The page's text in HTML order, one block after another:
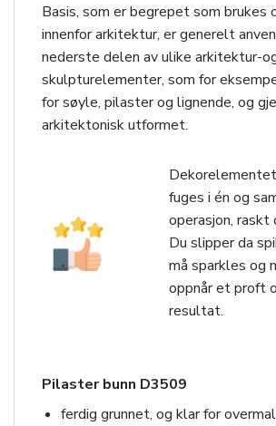
Basis, som er begrepet som brukes
innenfor arkitektur, er generelt
nederste delen av ulike arkitektur-
skulpturelementer, som for
for søyle, pilaster og lignende, og
arkitektonisk utformet.
fuges i én og
operasjon, raskt
Du slipper da
må sparkles og
oppnår et proft
resultat.
Pilaster bunn D3509
ferdig grunnet, og klar for